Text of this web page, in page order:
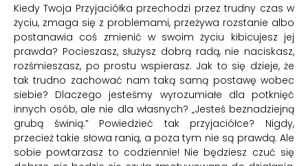
Kiedy Twoja Przyjaciółka przechodzi przez trudny czas w
życiu, zmaga się z problemami, przeżywa rozstanie albo
postanawia coś zmienić w swoim życiu kibicujesz jej
prawda? Pocieszasz, służysz dobrą radą, nie naciskasz,
rozśmieszasz, po prostu wspierasz. Jak to się dzieje, że
tak trudno zachować nam taką samą postawę wobec
siebie? Dlaczego jesteśmy wyrozumiałe dla potknięć
innych osób, ale nie dla własnych? „Jesteś beznadziejną
grubą świnią.” Powiedzieć tak przyjaciółce? Nigdy,
przecież takie słowa ranią, a poza tym nie są prawdą. Ale
sobie powtarzasz to codziennie! Nie będziesz czuć się